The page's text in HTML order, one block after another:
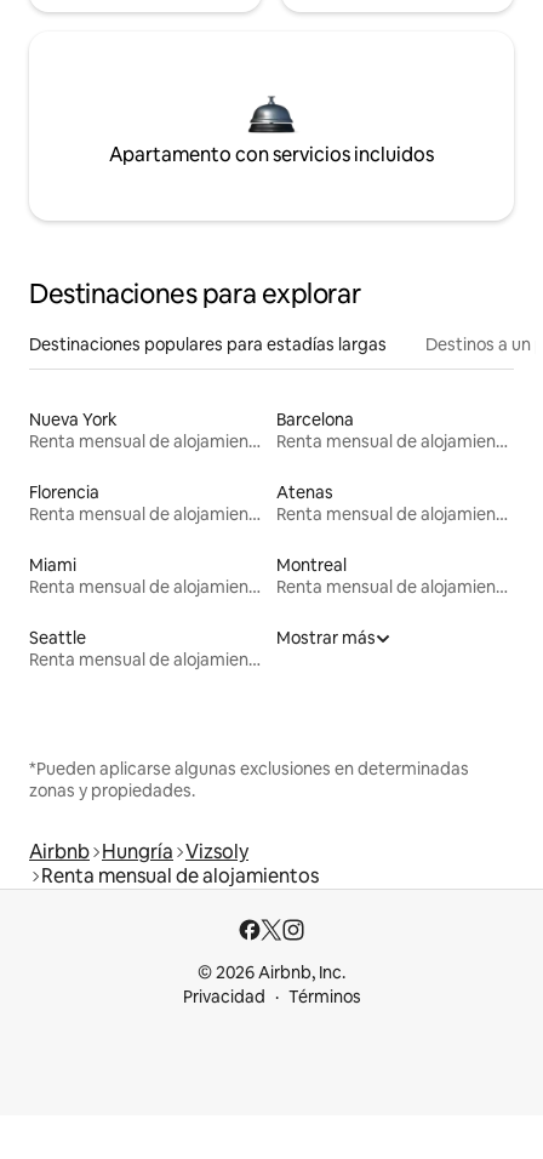
Apartamento con servicios incluidos
Destinaciones para explorar
Destinaciones populares para estadías largas Destinos a un
Nueva York
Renta mensual de alojamientos
Barcelona
Renta mensual de alojamientos
Florencia
Renta mensual de alojamientos
Atenas
Renta mensual de alojamientos
Miami
Renta mensual de alojamientos
Montreal
Renta mensual de alojamientos
Seattle
Renta mensual de alojamientos
Mostrar más
*Pueden aplicarse algunas exclusiones en determinadas
zonas y propiedades.
Airbnb Hungría Vizsoly
Renta mensual de alojamientos
© 2026 Airbnb, Inc.
Privacidad
Términos